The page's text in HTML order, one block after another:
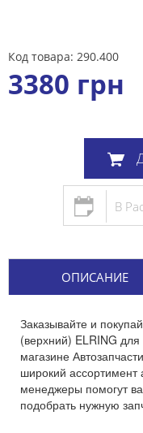
Код товара: 290.400
3380 грн
В
ОПИСАНИЕ
Заказывайте и
(верхний) ELRING
магазине
широкий
менеджеры помогут
подобрать нужную